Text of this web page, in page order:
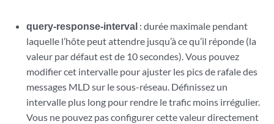
query-response-interval : durée maximale pendant
laquelle l’hôte peut attendre jusqu’à ce qu’il réponde (la
valeur par défaut est de 10 secondes). Vous pouvez
modifier cet intervalle pour ajuster les pics de rafale des
messages MLD sur le sous-réseau. Définissez un
intervalle plus long pour rendre le trafic moins irrégulier.
Vous ne pouvez pas configurer cette valeur directement